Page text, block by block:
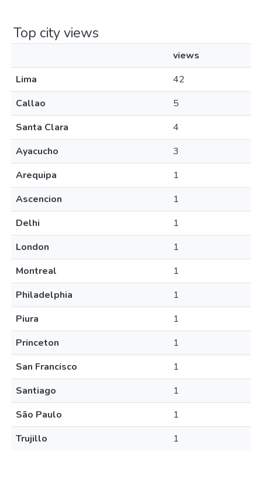
Top city views
views
Lima
42
Callao
5
Santa Clara
4
Ayacucho
3
Arequipa
1
Ascencion
1
Delhi
1
London
1
Montreal
1
Philadelphia
1
Piura
1
Princeton
1
San Francisco
1
Santiago
1
São Paulo
1
Trujillo
1